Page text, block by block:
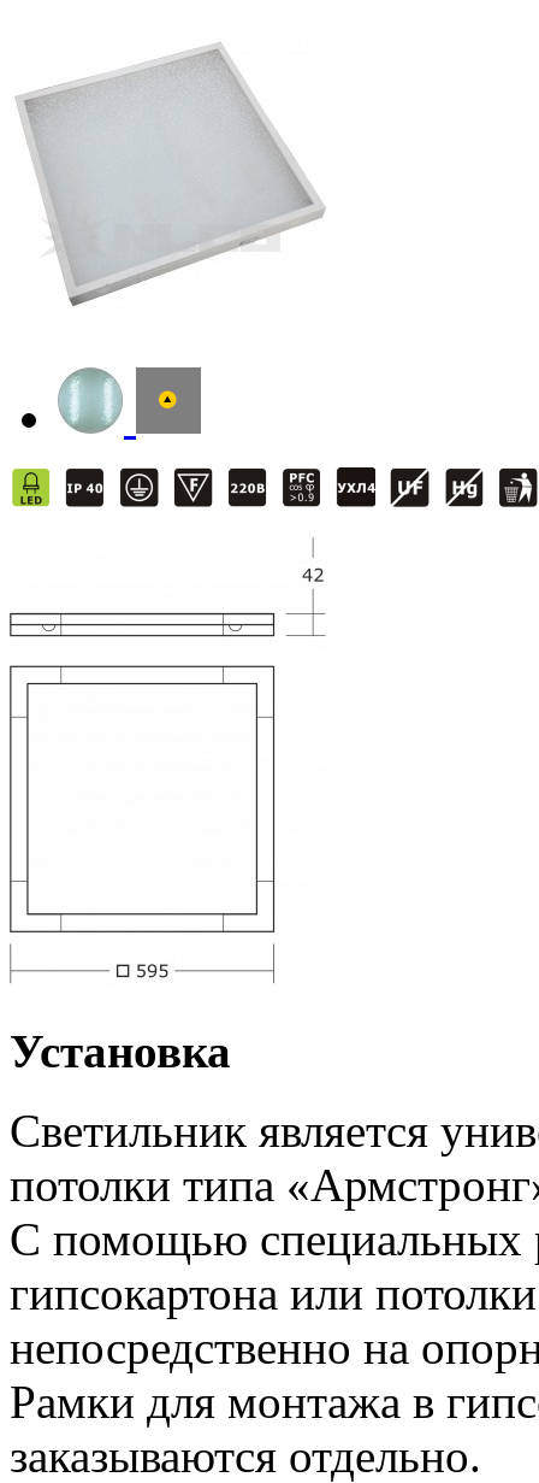
Установка
Светильник является
потолки типа
С помощью специальных
гипсокартона или
непосредственно на
Рамки для монтажа в
заказываются отдельно.